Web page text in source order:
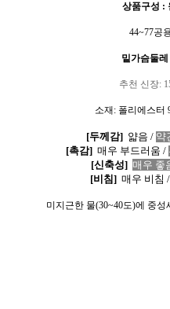
상품구성 :
44~77공
밑가슴둘레
추천 신장:
소재 : 폴리에스터
[두께감] 얇음 / 약
[촉감] 매우 부드러움 /
[신축성] 매우 좋
[비침] 매우 비침 /
미지근한 물(30~40도)에 중성